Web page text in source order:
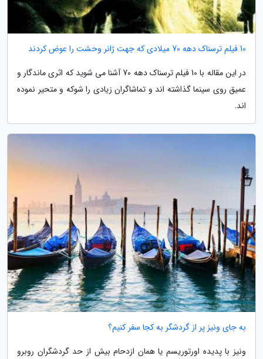
10 فیلم ترسناک دهه 70 میلادی که جهت ژانر وحشت را عوض کردند
در این مقاله با 10 فیلم ترسناک دهه 70 آشنا می شوید که اثری ماندگار و
عمیق روی سینما گذاشته اند و تماشاگران زیادی را شوکه و متحیر نموده
اند.
به جای ونیز پر از گردشگر به کجا سفر کنیم؟
ونیز با پدیده اورتوریسم یا همان ازدحام بیش از حد گردشگران روبرو